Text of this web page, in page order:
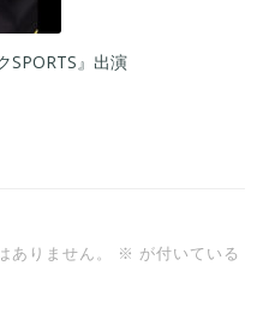
りません。 ※ が付いている